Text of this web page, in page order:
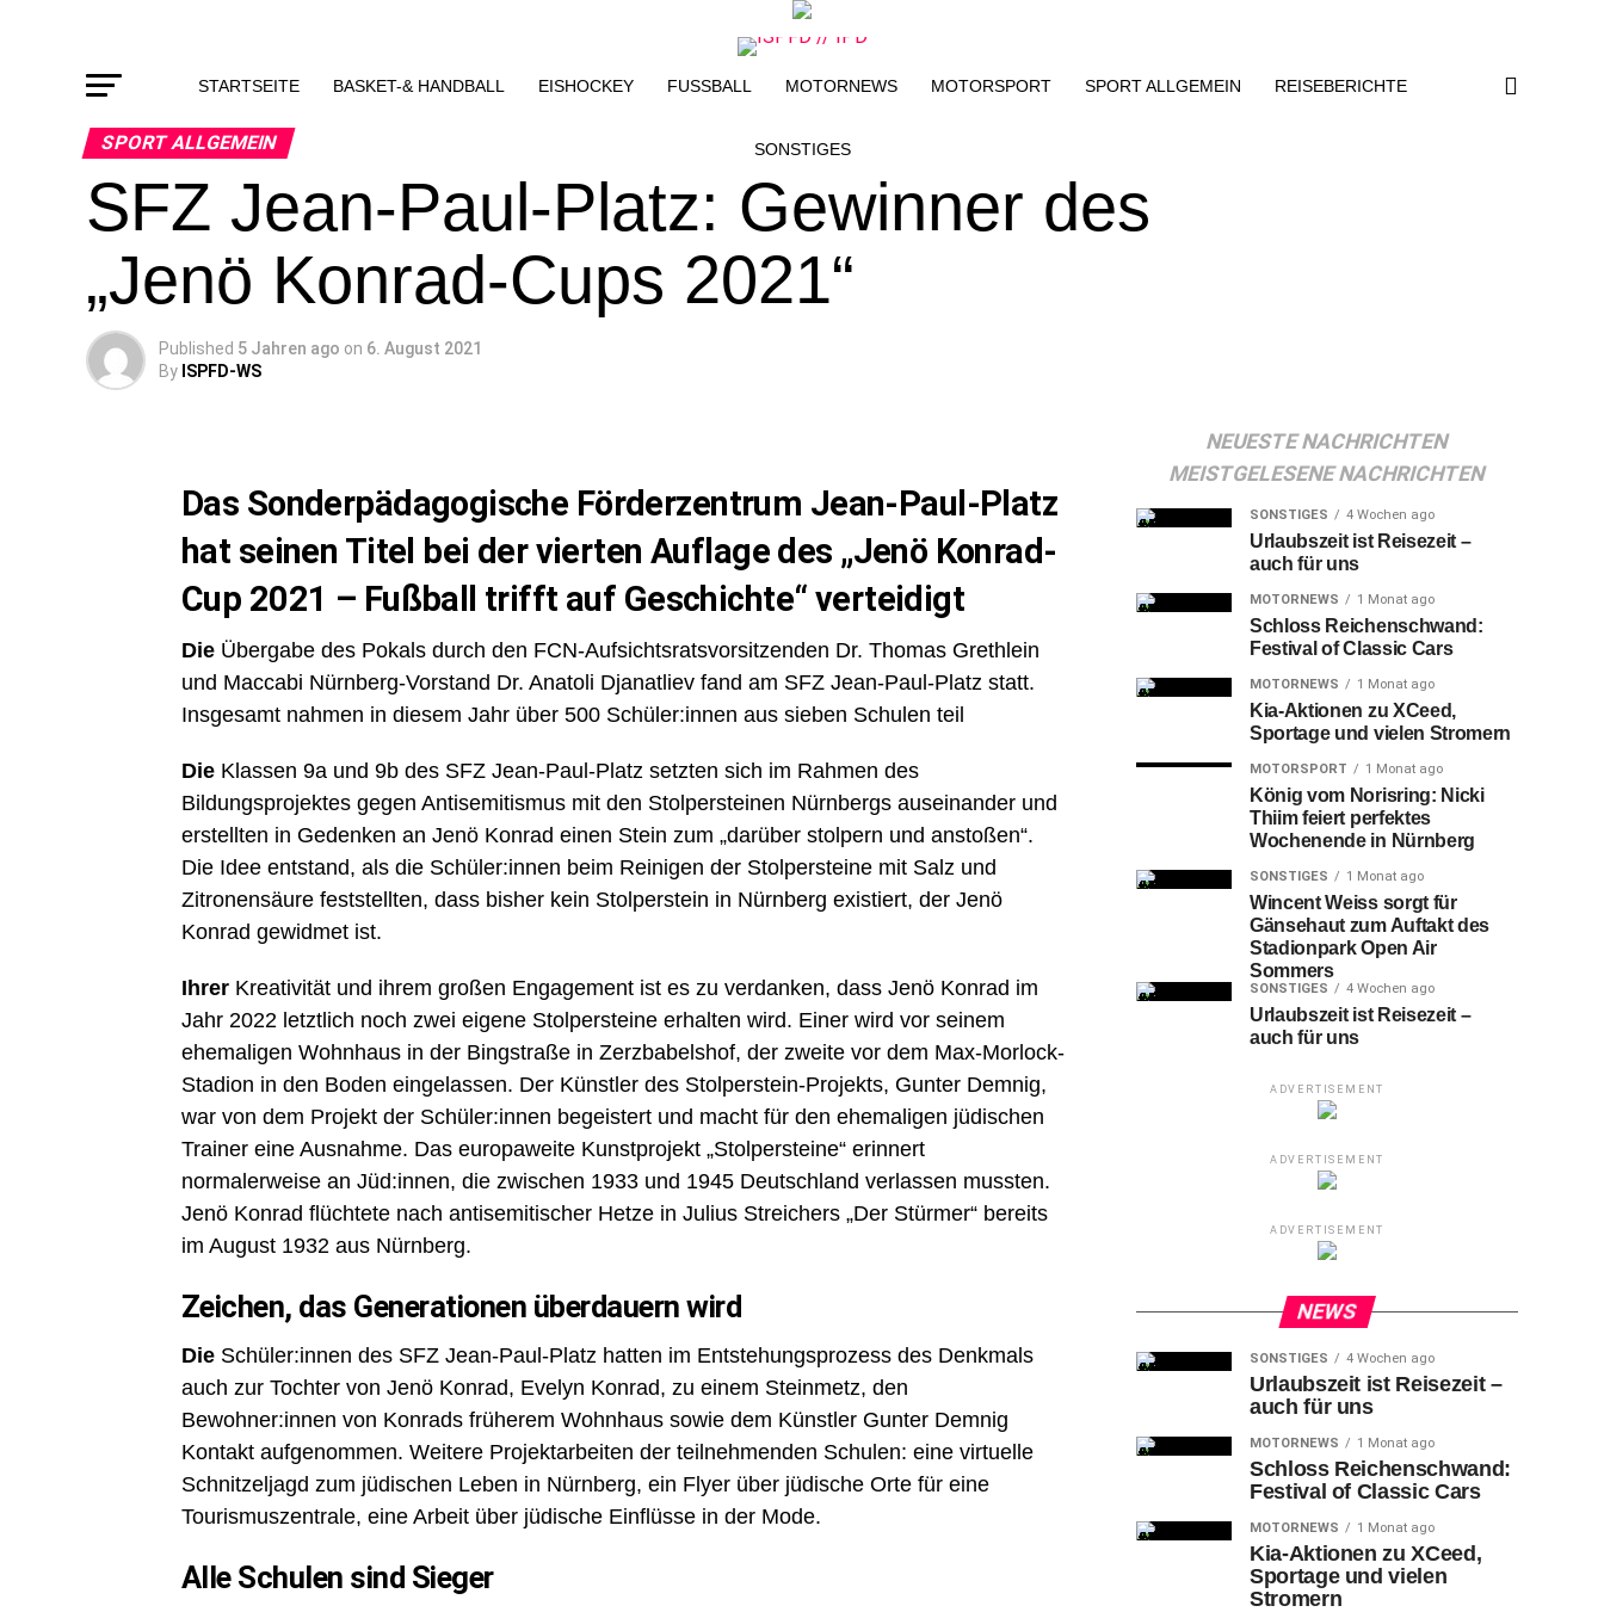
STARTSEITE BASKET-& HANDBALL EISHOCKEY FUSSBALL MOTORNEWS MOTORSPORT SPORT ALLGEMEIN REISEBERICHTE
SONSTIGES
SPORT ALLGEMEIN
SFZ Jean-Paul-Platz: Gewinner des
„Jenö Konrad-Cups 2021“
Published 5 Jahren ago on 6. August 2021
By ISPFD-WS
Das Sonderpädagogische Förderzentrum Jean-Paul-Platz
hat seinen Titel bei der vierten Auflage des „Jenö Konrad-
Cup 2021 – Fußball trifft auf Geschichte“ verteidigt
Die Übergabe des Pokals durch den FCN-Aufsichtsratsvorsitzenden Dr. Thomas Grethlein
und Maccabi Nürnberg-Vorstand Dr. Anatoli Djanatliev fand am SFZ Jean-Paul-Platz statt.
Insgesamt nahmen in diesem Jahr über 500 Schüler:innen aus sieben Schulen teil
Die Klassen 9a und 9b des SFZ Jean-Paul-Platz setzten sich im Rahmen des
Bildungsprojektes gegen Antisemitismus mit den Stolpersteinen Nürnbergs auseinander und
erstellten in Gedenken an Jenö Konrad einen Stein zum „darüber stolpern und anstoßen“.
Die Idee entstand, als die Schüler:innen beim Reinigen der Stolpersteine mit Salz und
Zitronensäure feststellten, dass bisher kein Stolperstein in Nürnberg existiert, der Jenö
Konrad gewidmet ist.
Ihrer Kreativität und ihrem großen Engagement ist es zu verdanken, dass Jenö Konrad im
Jahr 2022 letztlich noch zwei eigene Stolpersteine erhalten wird. Einer wird vor seinem
ehemaligen Wohnhaus in der Bingstraße in Zerzbabelshof, der zweite vor dem Max-Morlock-
Stadion in den Boden eingelassen. Der Künstler des Stolperstein-Projekts, Gunter Demnig,
war von dem Projekt der Schüler:innen begeistert und macht für den ehemaligen jüdischen
Trainer eine Ausnahme. Das europaweite Kunstprojekt „Stolpersteine“ erinnert
normalerweise an Jüd:innen, die zwischen 1933 und 1945 Deutschland verlassen mussten.
Jenö Konrad flüchtete nach antisemitischer Hetze in Julius Streichers „Der Stürmer“ bereits
im August 1932 aus Nürnberg.
Zeichen, das Generationen überdauern wird
Die Schüler:innen des SFZ Jean-Paul-Platz hatten im Entstehungsprozess des Denkmals
auch zur Tochter von Jenö Konrad, Evelyn Konrad, zu einem Steinmetz, den
Bewohner:innen von Konrads früherem Wohnhaus sowie dem Künstler Gunter Demnig
Kontakt aufgenommen. Weitere Projektarbeiten der teilnehmenden Schulen: eine virtuelle
Schnitzeljagd zum jüdischen Leben in Nürnberg, ein Flyer über jüdische Orte für eine
Tourismuszentrale, eine Arbeit über jüdische Einflüsse in der Mode.
Alle Schulen sind Sieger
NEUESTE NACHRICHTEN
MEISTGELESENE NACHRICHTEN
SONSTIGES 4 Wochen ago
Urlaubszeit ist Reisezeit –
auch für uns
MOTORNEWS 1 Monat ago
Schloss Reichenschwand:
Festival of Classic Cars
MOTORNEWS 1 Monat ago
Kia-Aktionen zu XCeed,
Sportage und vielen Stromern
MOTORSPORT 1 Monat ago
König vom Norisring: Nicki
Thiim feiert perfektes
Wochenende in Nürnberg
SONSTIGES 1 Monat ago
Wincent Weiss sorgt für
Gänsehaut zum Auftakt des
Stadionpark Open Air
Sommers
SONSTIGES 4 Wochen ago
Urlaubszeit ist Reisezeit –
auch für uns
ADVERTISEMENT
ADVERTISEMENT
ADVERTISEMENT
NEWS
SONSTIGES 4 Wochen ago
Urlaubszeit ist Reisezeit –
auch für uns
MOTORNEWS 1 Monat ago
Schloss Reichenschwand:
Festival of Classic Cars
MOTORNEWS 1 Monat ago
Kia-Aktionen zu XCeed,
Sportage und vielen
Stromern